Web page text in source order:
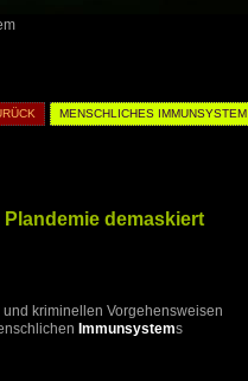
MENSCHLICHES IMMUNSYSTEM
Plandemie demaskiert
kriminellen Vorgehensweisen
Immunsystems